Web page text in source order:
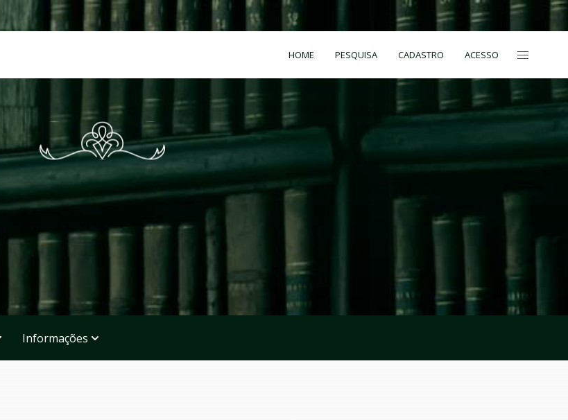
HOME PESQUISA CADASTRO ACESSO
Informações